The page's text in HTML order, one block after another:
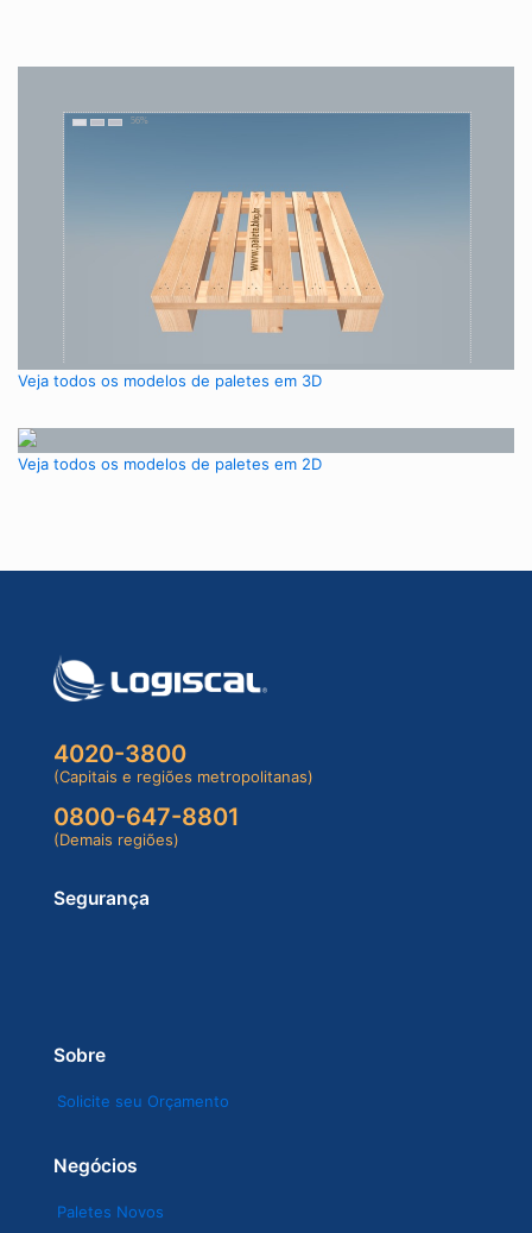
Veja todos os modelos de paletes em 3D
Veja todos os modelos de paletes em 2D
4020-3800
(Capitais e regiões metropolitanas)
0800-647-8801
(Demais regiões)
Segurança
Sobre
Solicite seu Orçamento
Negócios
Paletes Novos